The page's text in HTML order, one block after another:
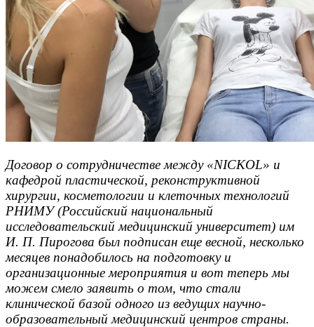
Договор о сотрудничестве между «NICKOL» и
кафедрой пластической, реконструктивной
хирургии, косметологии и клеточных технологий
РНИМУ (Российский национальный
исследовательский медицинский университет) им
И. П. Пирогова был подписан еще весной, несколько
месяцев понадобилось на подготовку и
организационные мероприятия и вот теперь мы
можем смело заявить о том, что стали
клинической базой одного из ведущих научно-
образовательный медицинский центров страны.